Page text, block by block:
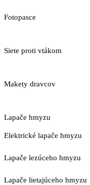
Fotopasce
Siete proti vtákom
Makety dravcov
Lapače hmyzu
Elektrické lapače hmyzu
Lapače lezúceho hmyzu
Lapače lietajúceho hmyzu